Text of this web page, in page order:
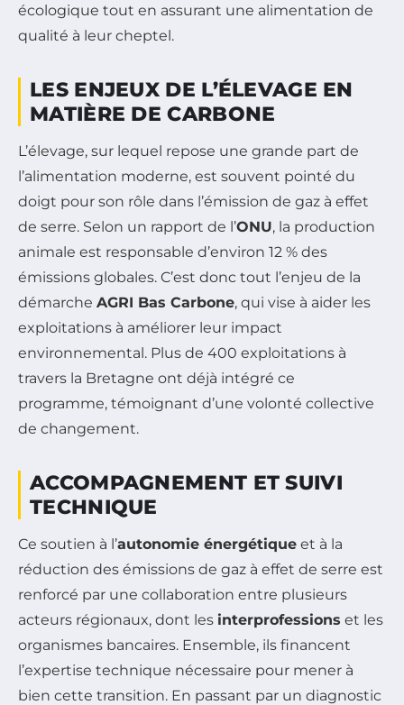
écologique tout en assurant une alimentation de
qualité à leur cheptel.
LES ENJEUX DE L’ÉLEVAGE EN
MATIÈRE DE CARBONE
L’élevage, sur lequel repose une grande part de
l’alimentation moderne, est souvent pointé du
doigt pour son rôle dans l’émission de gaz à effet
de serre. Selon un rapport de l’ONU, la production
animale est responsable d’environ 12 % des
émissions globales. C’est donc tout l’enjeu de la
démarche AGRI Bas Carbone, qui vise à aider les
exploitations à améliorer leur impact
environnemental. Plus de 400 exploitations à
travers la Bretagne ont déjà intégré ce
programme, témoignant d’une volonté collective
de changement.
ACCOMPAGNEMENT ET SUIVI
TECHNIQUE
Ce soutien à l’autonomie énergétique et à la
réduction des émissions de gaz à effet de serre est
renforcé par une collaboration entre plusieurs
acteurs régionaux, dont les interprofessions et les
organismes bancaires. Ensemble, ils financent
l’expertise technique nécessaire pour mener à
bien cette transition. En passant par un diagnostic